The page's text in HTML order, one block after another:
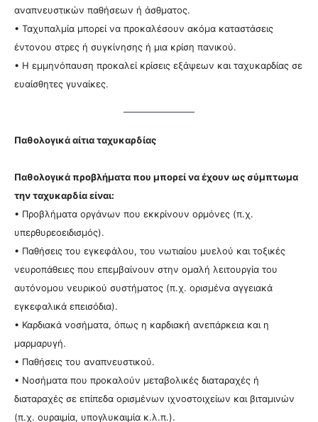
αναπνευστικών παθήσεων ή άσθματος.
• Ταχυπαλμία μπορεί να προκαλέσουν ακόμα καταστάσεις
έντονου στρες ή συγκίνησης ή μια κρίση πανικού.
• Η εμμηνόπαυση προκαλεί κρίσεις εξάψεων και ταχυκαρδίας σε
ευαίσθητες γυναίκες.
Παθολογικά αίτια ταχυκαρδίας
Παθολογικά προβλήματα που μπορεί να έχουν ως σύμπτωμα
την ταχυκαρδία είναι:
• Προβλήματα οργάνων που εκκρίνουν ορμόνες (π.χ.
υπερθυρεοειδισμός).
• Παθήσεις του εγκεφάλου, του νωτιαίου μυελού και τοξικές
νευροπάθειες που επεμβαίνουν στην ομαλή λειτουργία του
αυτόνομου νευρικού συστήματος (π.χ. ορισμένα αγγειακά
εγκεφαλικά επεισόδια).
• Καρδιακά νοσήματα, όπως η καρδιακή ανεπάρκεια και η
μαρμαρυγή.
• Παθήσεις του αναπνευστικού.
• Νοσήματα που προκαλούν μεταβολικές διαταραχές ή
διαταραχές σε επίπεδα ορισμένων ιχνοστοιχείων και βιταμινών
(π.χ. ουραιμία, υπογλυκαιμία κ.λ.π.).